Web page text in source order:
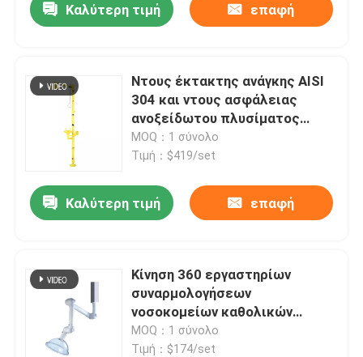
Σπίτι
Περίπου εμείς
Γύρος εργοστασίων
Ποιοτικός έλεγχος
Μας ελάτε σε επαφή με
Περιπτώσεις
Καλύτερη τιμή επαφή
Ντους έκτακτης ανάγκης AISI
304 και ντους ασφάλειας
ανοξείδωτου πλυσίματος
ματιών και Eyewash σταθμός
MOQ：1 σύνολο
Τιμή：$419/set
Καλύτερη τιμή επαφή
Κίνηση 360 εργαστηρίων
συναρμολογήσεων
νοσοκομείων καθολικών
βαθμοί κουκουλών εξάτμισης
MOQ：1 σύνολο
Τιμή：$174/set